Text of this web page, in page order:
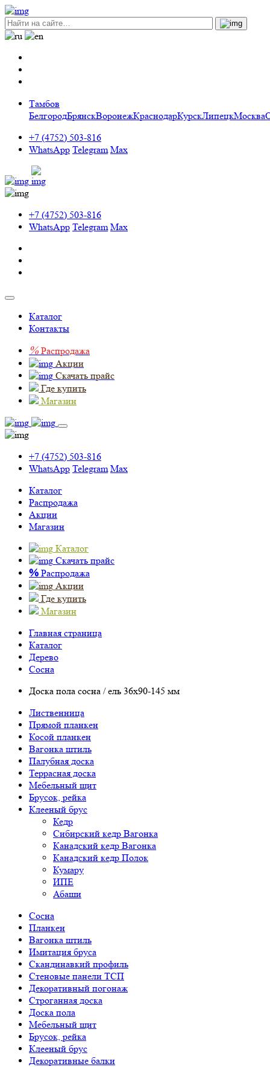
Тамбов
БелгородБрянскВоронежКраснодарКурскЛипецкМосква
+7 (4752) 503-816
WhatsApp Telegram Max
+7 (4752) 503-816
WhatsApp Telegram Max
Каталог
Контакты
% Распродажа
Акции
Скачать прайс
Где купить
Магазин
+7 (4752) 503-816
WhatsApp Telegram Max
Каталог
Распродажа
Акции
Магазин
Каталог
Скачать прайс
% Распродажа
Акции
Где купить
Магазин
Главная страница
Каталог
Дерево
Сосна
Доска пола сосна / ель 36х90-145 мм
Лиственница
Прямой планкен
Косой планкен
Вагонка штиль
Палубная доска
Террасная доска
Мебельный щит
Брусок, рейка
Клееный брус
Кедр
Сибирский кедр Вагонка
Канадский кедр Вагонка
Канадский кедр Полок
Кумару
ИПЕ
Абаши
Сосна
Планкен
Вагонка штиль
Имитация бруса
Скандинавкий профиль
Стеновые панели ТСП
Декоративный погонаж
Строганная доска
Доска пола
Мебельный щит
Брусок, рейка
Клееный брус
Декоративные балки